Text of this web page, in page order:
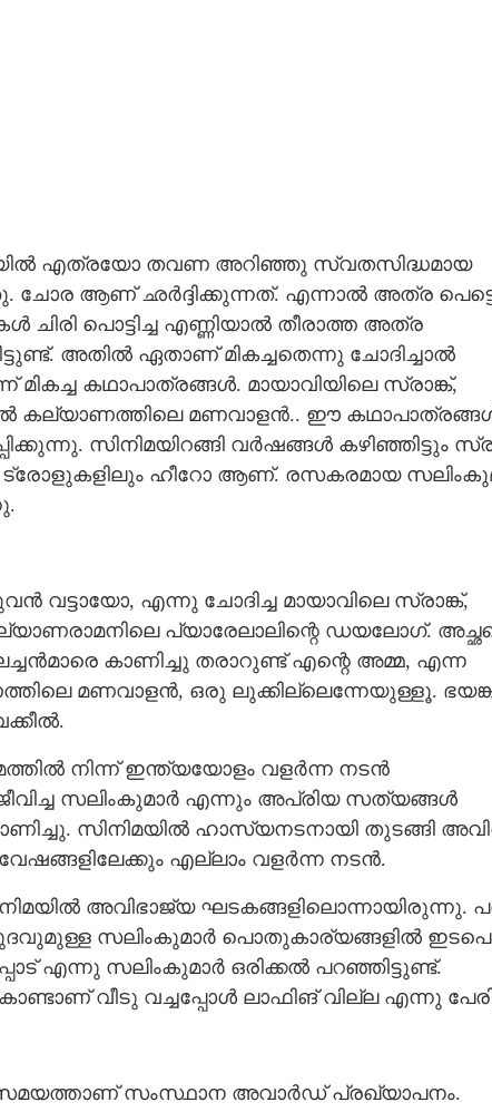
എത്രയോ തവണ അറിഞ്ഞു സ്വതസിദ്ധമായ
ചോര ആണ് ഛർദ്ദിക്കുന്നത്. എന്നാൽ അത്ര
പൊട്ടിച്ച എണ്ണിയാൽ തീരാത്ത അത്ര
അതിൽ ഏതാണ് മികച്ചതെന്നു ചോദിച്ചാൽ
കഥാപാത്രങ്ങൾ. മായാവിയിലെ സ്രാങ്ക്,
കല്യാണത്തിലെ മണവാളൻ.. ഈ
സിനിമയിറങ്ങി വർഷങ്ങൾ കഴിഞ്ഞിട്ടും
ട്രോളുകളിലും ഹീറോ ആണ്. രസകരമായ
വട്ടായോ, എന്നു ചോദിച്ച മായാവിലെ സ്രാങ്ക്,
പ്യാരേലാലിന്റെ ഡയലോഗ്.
കാണിച്ചു തരാറുണ്ട് എന്റെ അമ്മ, എന്ന
മണവാളൻ, ഒരു ലുക്കില്ലെന്നേയുള്ളൂ.
നിന്ന് ഇന്ത്യയോളം വളർന്ന നടൻ
സലിംകുമാർ എന്നും അപ്രിയ സത്യങ്ങൾ
സിനിമയിൽ ഹാസ്യനടനായി തുടങ്ങി
എല്ലാം വളർന്ന നടൻ.
അവിഭാജ്യ ഘടകങ്ങളിലൊന്നായിരുന്നു.
സലിംകുമാർ പൊതുകാര്യങ്ങളിൽ
എന്നു സലിംകുമാർ ഒരിക്കൽ പറഞ്ഞിട്ടുണ്ട്.
വീടു വച്ചപ്പോൾ ലാഫിങ് വില്ല എന്നു
സമയത്താണ് സംസ്ഥാന അവാർഡ് പ്രഖ്യാപനം.
സലാം ( 1969-2026)
Copy Link